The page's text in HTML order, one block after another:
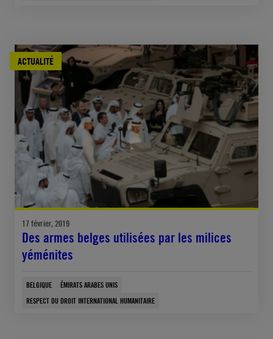
ACTUALITÉ
17 février, 2019
Des armes belges utilisées par les milices
yéménites
BELGIQUE
ÉMIRATS ARABES UNIS
RESPECT DU DROIT INTERNATIONAL HUMANITAIRE